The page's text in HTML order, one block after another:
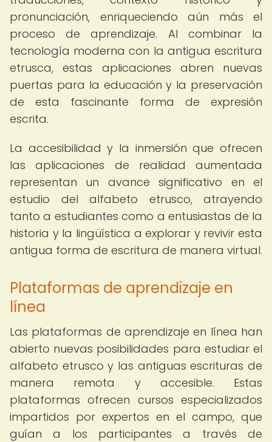
pronunciación, enriqueciendo aún más el
proceso de aprendizaje. Al combinar la
tecnología moderna con la antigua escritura
etrusca, estas aplicaciones abren nuevas
puertas para la educación y la preservación
de esta fascinante forma de expresión
escrita.
La accesibilidad y la inmersión que ofrecen
las aplicaciones de realidad aumentada
representan un avance significativo en el
estudio del alfabeto etrusco, atrayendo
tanto a estudiantes como a entusiastas de la
historia y la lingüística a explorar y revivir esta
antigua forma de escritura de manera virtual.
Plataformas de aprendizaje en
línea
Las plataformas de aprendizaje en línea han
abierto nuevas posibilidades para estudiar el
alfabeto etrusco y las antiguas escrituras de
manera remota y accesible. Estas
plataformas ofrecen cursos especializados
impartidos por expertos en el campo, que
guían a los participantes a través de